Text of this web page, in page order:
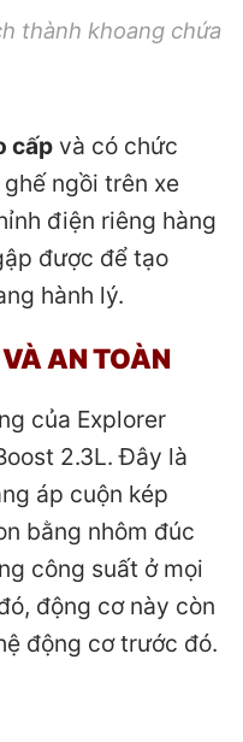
thành khoang chứa
cấp và có chức
ngồi trên xe
điện riêng hàng
được để tạo
hành lý.
AN TOÀN
của Explorer
2.3L. Đây là
áp cuộn kép
bằng nhôm đúc
công suất ở mọi
động cơ này còn
động cơ trước đó.